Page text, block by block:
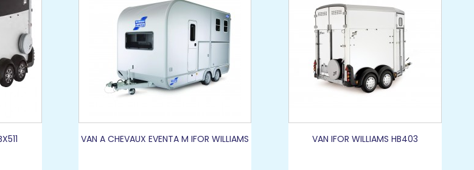
VAN A CHEVAUX EVENTA M IFOR WILLIAMS VAN IFOR WILLIAMS HB403